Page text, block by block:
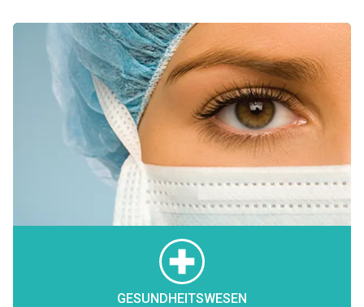
GESUNDHEITSWESEN